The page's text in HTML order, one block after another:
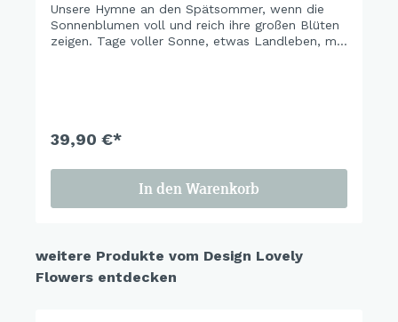
Unsere Hymne an den Spätsommer, wenn die
Sonnenblumen voll und reich ihre großen Blüten
zeigen. Tage voller Sonne, etwas Landleben, mit
für die Ewigkeit. Eine Ode an die Freude.
39,90 €*
In den Warenkorb
weitere Produkte vom Design Lovely
Flowers entdecken